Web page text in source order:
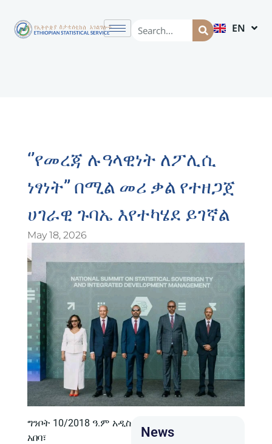
EN
AM
‘’የመረጃ ሉዓላዊነት ለፖሊሲ
ነፃነት’’ በሚል መሪ ቃል የተዘጋጀ
ሀገራዊ ጉባኤ እየተካሄደ ይገኛል
May 18, 2026
ግንቦት 10/2018 ዓ.ም አዲስ
አበባ፣
News